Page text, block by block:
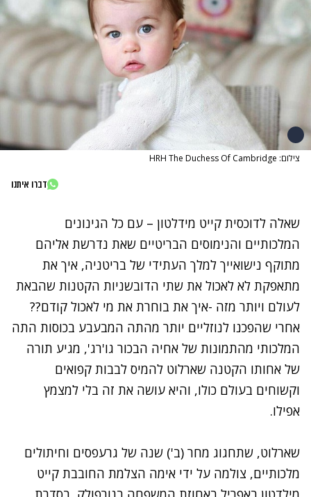
צילום: HRH The Duchess Of Cambridge
דברו איתנו
שאלה לדוכסית קייט מידלטון – עם כל הגינונים
המלכותיים והנימוסים הבריטיים שאת נדרשת אליהם
מתוקף נישואייך למלך העתידי של בריטניה, איך את
מתאפקת לא לאכול את שתי הדובשניות הקטנות שהבאת
לעולם ויותר מזה -איך את בוחרת את מי לאכול קודם??
אחרי שהפכנו לנוזליים יותר מהתה המבעבע בכוסות התה
המלכותי מהתמונות של אחיה הבכור גו'רג', מגיע תורה
של אחותו הקטנה שארלוט להמיס לבבות קפואים
וקשוחים בעולם כולו, והיא עושה את זה בלי למצמץ
אפילו.
שארלוט, שתחגוג מחר (ב') שנה של גרעפסים וחיתולים
מלכותיים, צולמה על ידי אימה הצלמת החובבת קייט